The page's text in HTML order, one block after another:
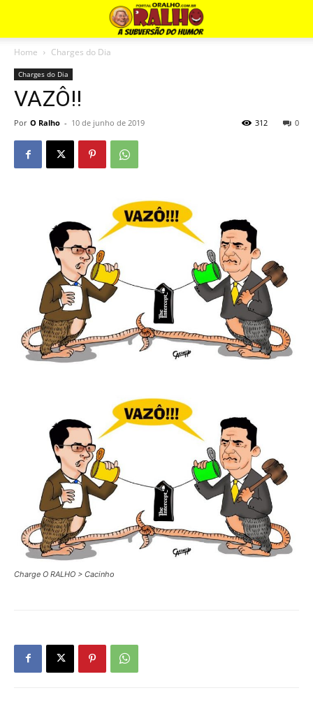
Home Charges do Dia
Charges do Dia
VAZÔ!!
Por O Ralho - 10 de junho de 2019 0
312
Charge O RALHO > Cacinho